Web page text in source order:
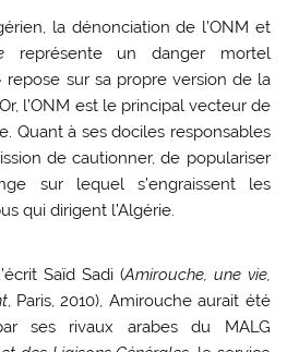
la dénonciation de l’ONM et
représente un danger mortel
sur sa propre version de la
l’ONM est le principal vecteur de
Quant à ses dociles responsables
de cautionner, de populariser
sur lequel s’engraissent les
qui dirigent l’Algérie.
Saïd Sadi (Amirouche, une vie,
, Paris, 2010), Amirouche aurait été
ses rivaux arabes du MALG